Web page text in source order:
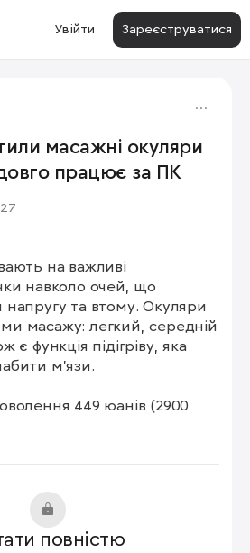
Увійти Зареєструватися
масажні окуляри
працює за ПК
на важливі
навколо очей, що
напругу та втому. Окуляри
масажу: легкий, середній
є функція підігріву, яка
м'язи.
449 юанів (2900
повністю